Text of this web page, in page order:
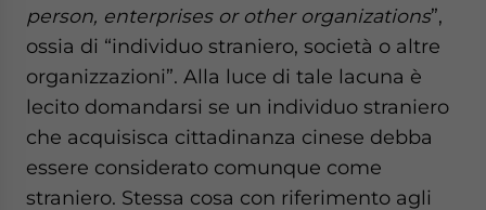
person, enterprises or other organizations”,
ossia di “individuo straniero, società o altre
organizzazioni”. Alla luce di tale lacuna è
lecito domandarsi se un individuo straniero
che acquisisca cittadinanza cinese debba
essere considerato comunque come
straniero. Stessa cosa con riferimento agli